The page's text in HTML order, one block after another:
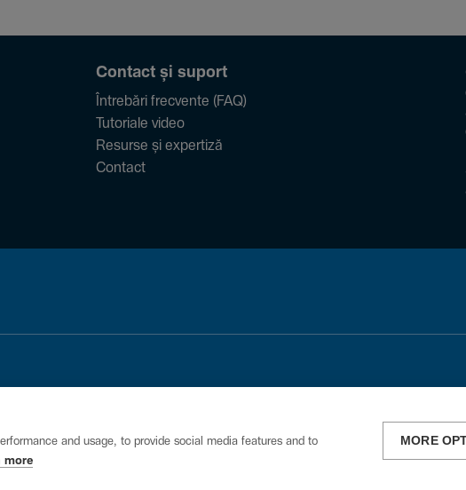
Contact și suport
Întrebări frecvente (FAQ)
Tutoriale video
Resurse și expertiză
Contact
and usage, to provide social media features and to
more
MORE